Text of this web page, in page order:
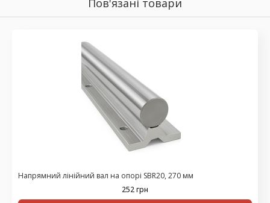
Напрямний лінійний вал на опорі SBR20, 270 мм
252 грн